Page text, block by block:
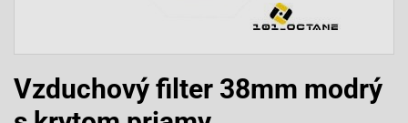
Vzduchový filter 38mm modrý